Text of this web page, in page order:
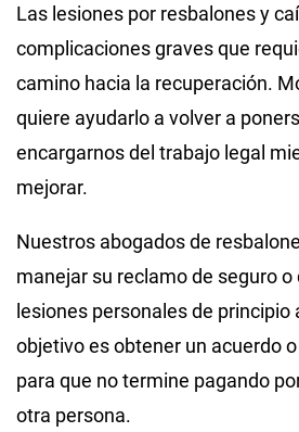
Las lesiones por resbalones y
complicaciones graves que
camino hacia la recuperación.
quiere ayudarlo a volver a
encargarnos del trabajo legal
mejorar.
Nuestros abogados de
manejar su reclamo de seguro
lesiones personales de principio
objetivo es obtener un acuerdo
para que no termine pagando
otra persona.